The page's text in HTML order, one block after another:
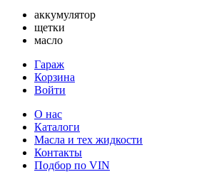
аккумулятор
щетки
масло
Гараж
Корзина
Войти
О нас
Каталоги
Масла и тех жидкости
Контакты
Подбор по VIN